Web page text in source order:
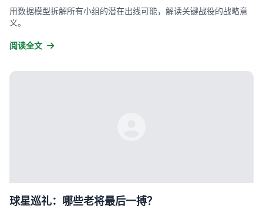
用数据模型拆解所有小组的潜在出线可能，解读关键战役的战略意
义。
阅读全文
球星巡礼：哪些老将最后一搏？